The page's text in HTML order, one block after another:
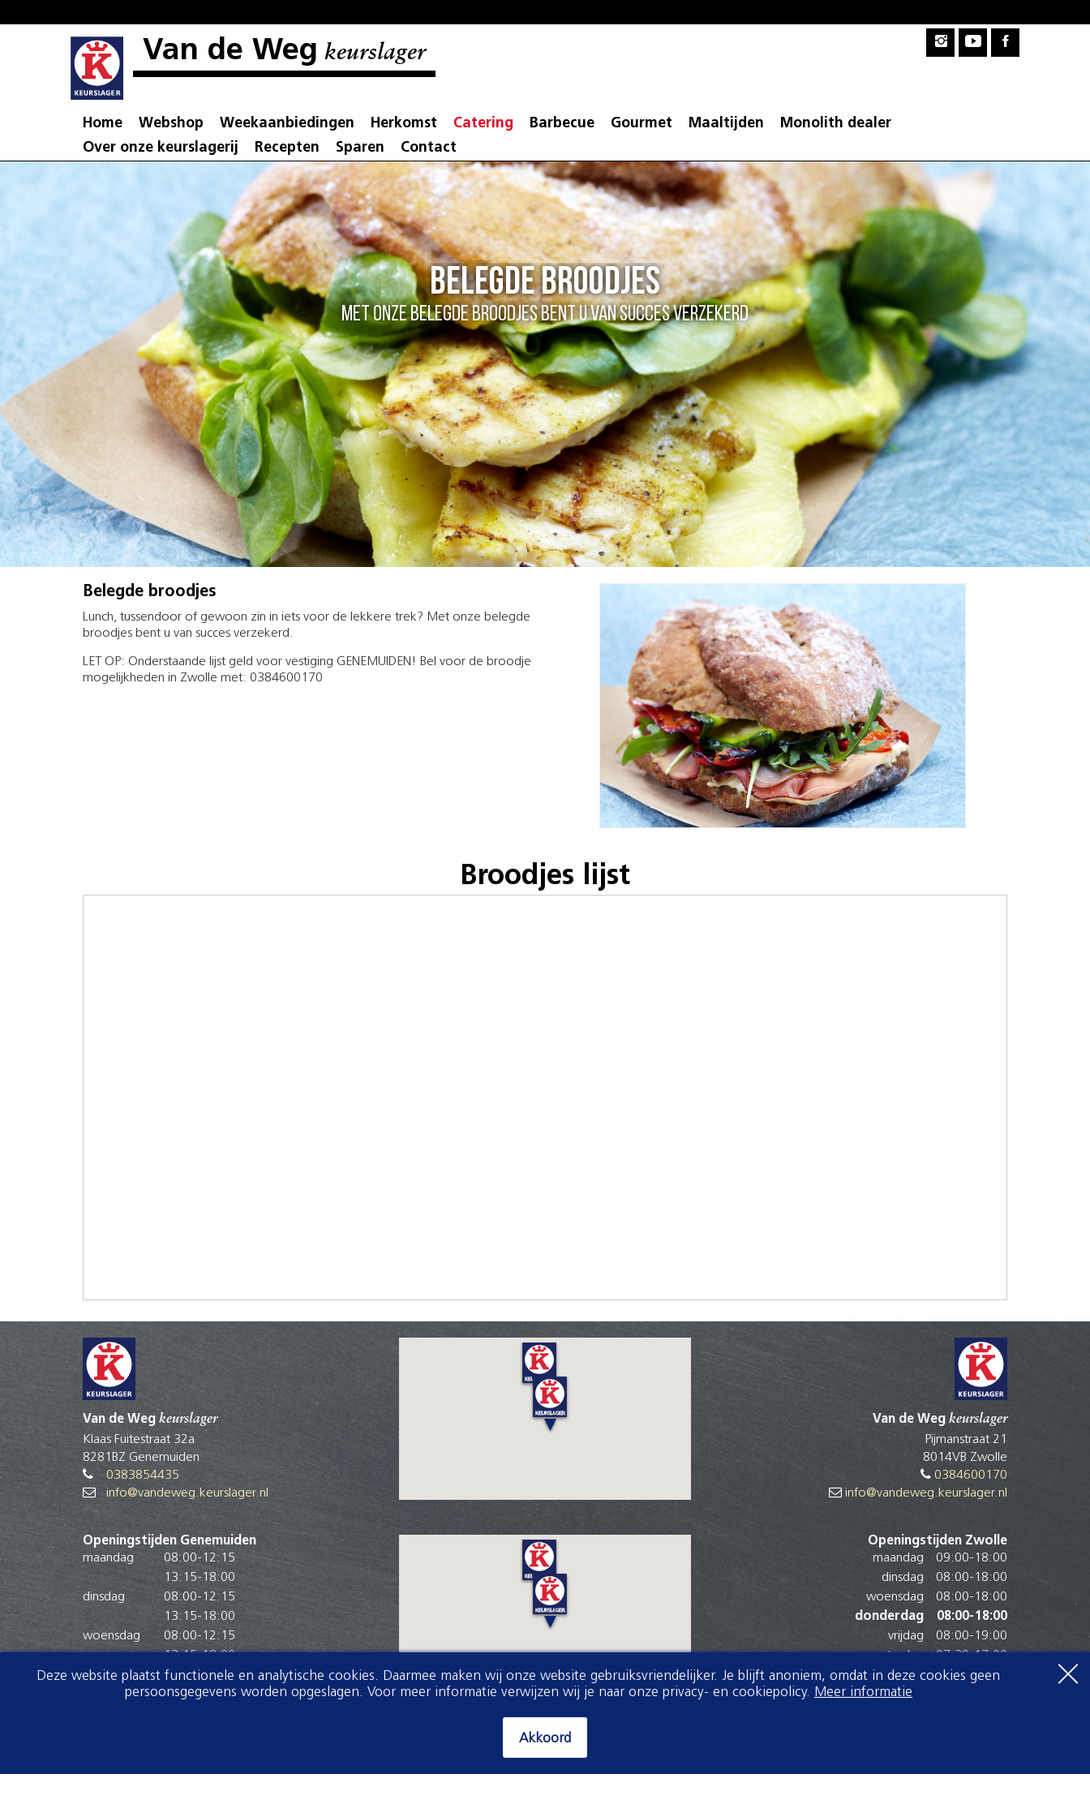
Van de Weg keurslager
Home Webshop Weekaanbiedingen Herkomst Catering Barbecue Gourmet Maaltijden
Monolith dealer
Over onze keurslagerij
Recepten Sparen Contact
Belegde broodjes
Met onze belegde broodjes bent u van succes verzekerd
Belegde broodjes
Lunch, tussendoor of gewoon zin in iets voor de lekkere trek? Met onze belegde
broodjes bent u van succes verzekerd.
LET OP: Onderstaande lijst geld voor vestiging GENEMUIDEN! Bel voor de broodje
mogelijkheden in Zwolle met: 0384600170
Broodjes lijst
Van de Weg keurslager
Klaas Fuitestraat 32a
8281BZ Genemuiden
0383854435
info@vandeweg.keurslager.nl
Van de Weg keurslager
Pijmanstraat 21
8014VB Zwolle
0384600170
info@vandeweg.keurslager.nl
Openingstijden Genemuiden
maandag
08:00-12:15
13:15-18:00
dinsdag
08:00-12:15
13:15-18:00
woensdag
08:00-12:15
13:15-18:00
donderdag
08:00-12:15
13:15-18:00
Openingstijden Zwolle
maandag
09:00-18:00
dinsdag
08:00-18:00
woensdag
08:00-18:00
donderdag
08:00-18:00
vrijdag
08:00-19:00
zaterdag
07:30-17:00
zondag
Gesloten
Deze website plaatst functionele en analytische cookies. Daarmee maken wij onze website gebruiksvriendelijker. Je blijft anoniem, omdat in deze cookies geen
persoonsgegevens worden opgeslagen. Voor meer informatie verwijzen wij je naar onze privacy- en cookiepolicy. Meer informatie
Akkoord